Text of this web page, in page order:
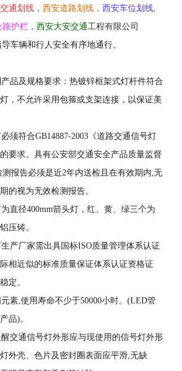
通划线， 西安道路划线， 西安车位划线,
路护栏， 西安大安交通工程有限公司
车辆和行人安全有序地通行。
品及规格要求：热镀锌框架式灯杆件符合
，不允许采用包箍或支架连接，以保证美
须符合GB14887-2003《道路交通信号灯
要求。具有公安部交通安全产品质量监督
报告必须是近2年内送检且在有效期内,无
的视为无效检测报告。
直径400mm箭头灯，红、黄、绿三个为
压铸。
产厂家需出具国标ISO质量管理体系认证
相近似的标准质量保证体系认证资格证
定。
素,使用寿命不少于50000小时。(LED管
品)。
交通信号灯外形应与现使用的信号灯外形
外壳、色片及密封圈表面应平滑,无缺